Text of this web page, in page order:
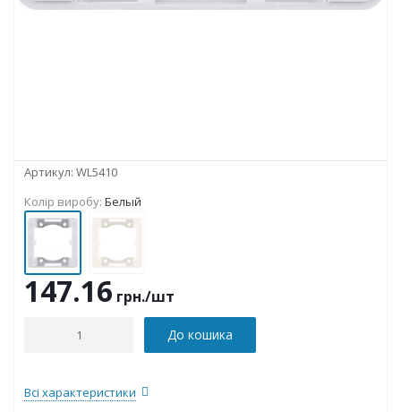
Артикул: WL5410
Колір виробу: Белый
147.16 грн./шт
До кошика
Всі характеристики